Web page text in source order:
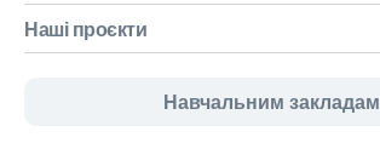
Наші проєкти
Навчальним закладам